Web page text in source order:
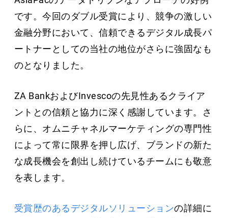
です。今回のダブル受賞により、競争の激しい
金融分野において、信頼できるデジタル成長パ
ートナーとしての当社の地位がさらに強固なも
のとなりました。
ZA BankおよびInvescoの先見性あるクライア
ントとの信頼と協力に深く感謝しています。さ
らに、オムニチャネルマーケティングの専門性
によって常に限界を押し広げ、ブランドの新た
な成長機会を創出し続けているチームにも敬意
を表します。
受賞歴のあるデジタルソリューションの詳細に